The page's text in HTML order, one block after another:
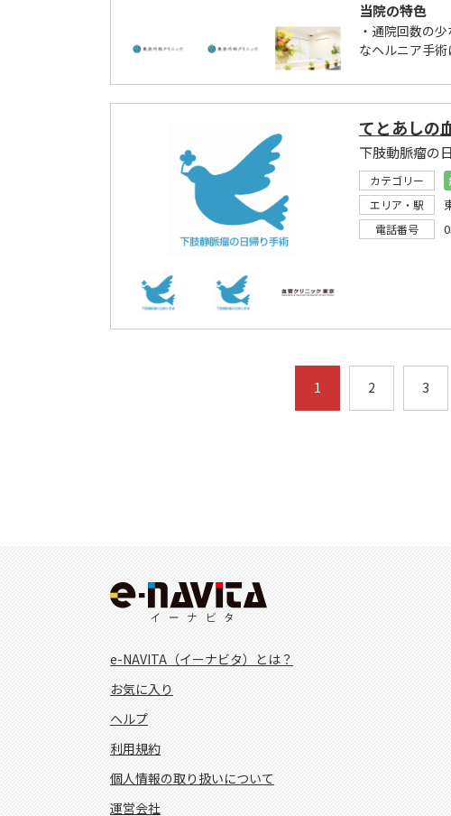
当院の特色
・通院回数の
なヘルニア手
てとあしの
下肢動脈瘤の
カテゴリー
エリア・駅
電話番号
1 2 3
e-NAVITA（イーナビタ）とは？
お気に入り
ヘルプ
利用規約
個人情報の取り扱いについて
運営会社